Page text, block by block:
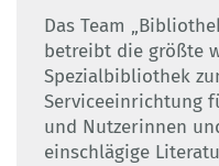
Das Team
betreibt die größte
Spezialbibliothek
Serviceeinrichtung
und Nutzerinnen
einschlägige